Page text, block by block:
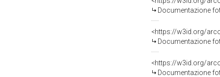
Documentazione
Documentazione
Documentazione